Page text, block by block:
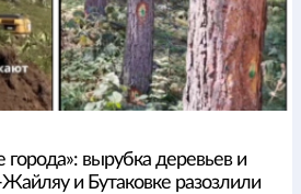
города»: вырубка деревьев и
и Бутаковке разозлили